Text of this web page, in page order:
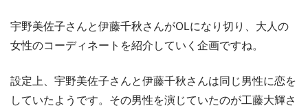
宇野美佐子さんと伊藤千秋さんがOLになり切り、大人の
女性のコーディネートを紹介していく企画ですね。
設定上、宇野美佐子さんと伊藤千秋さんは同じ男性に恋を
していたようです。その男性を演じていたのが工藤大輝さ